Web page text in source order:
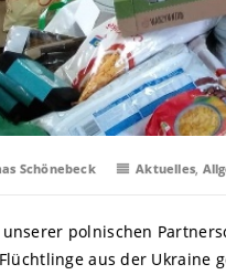
Schönebeck Aktuelles,
unserer polnischen
aus der Ukraine